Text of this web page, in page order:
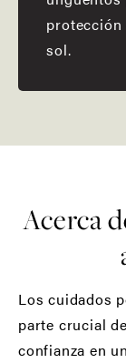
protección
sol.
Acerca
Los cuidados
parte crucial
confianza en